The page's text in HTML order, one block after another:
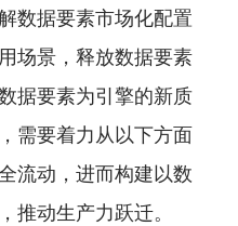
数据要素市场化配置
场景，释放数据要素
据要素为引擎的新质
需要着力从以下方面
流动，进而构建以数
推动生产力跃迁。